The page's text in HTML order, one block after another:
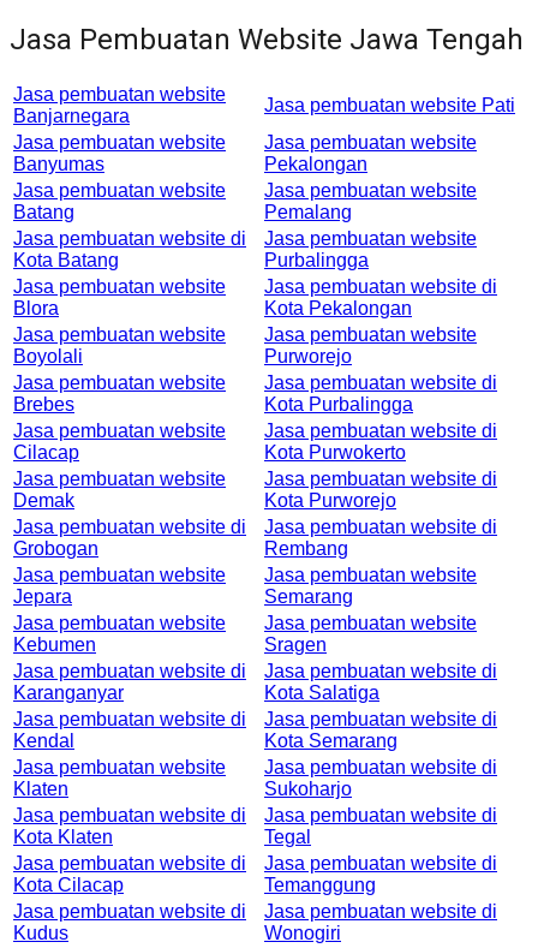
Jasa Pembuatan Website Jawa Tengah
Jasa pembuatan website
Banjarnegara
Jasa pembuatan website Pati
Jasa pembuatan website
Banyumas
Jasa pembuatan website
Pekalongan
Jasa pembuatan website
Batang
Jasa pembuatan website
Pemalang
Jasa pembuatan website di
Kota Batang
Jasa pembuatan website
Purbalingga
Jasa pembuatan website
Blora
Jasa pembuatan website di
Kota Pekalongan
Jasa pembuatan website
Boyolali
Jasa pembuatan website
Purworejo
Jasa pembuatan website
Brebes
Jasa pembuatan website di
Kota Purbalingga
Jasa pembuatan website
Cilacap
Jasa pembuatan website di
Kota Purwokerto
Jasa pembuatan website
Demak
Jasa pembuatan website di
Kota Purworejo
Jasa pembuatan website di
Grobogan
Jasa pembuatan website di
Rembang
Jasa pembuatan website
Jepara
Jasa pembuatan website
Semarang
Jasa pembuatan website
Kebumen
Jasa pembuatan website
Sragen
Jasa pembuatan website di
Karanganyar
Jasa pembuatan website di
Kota Salatiga
Jasa pembuatan website di
Kendal
Jasa pembuatan website di
Kota Semarang
Jasa pembuatan website
Klaten
Jasa pembuatan website di
Sukoharjo
Jasa pembuatan website di
Kota Klaten
Jasa pembuatan website di
Tegal
Jasa pembuatan website di
Kota Cilacap
Jasa pembuatan website di
Temanggung
Jasa pembuatan website di
Kudus
Jasa pembuatan website di
Wonogiri